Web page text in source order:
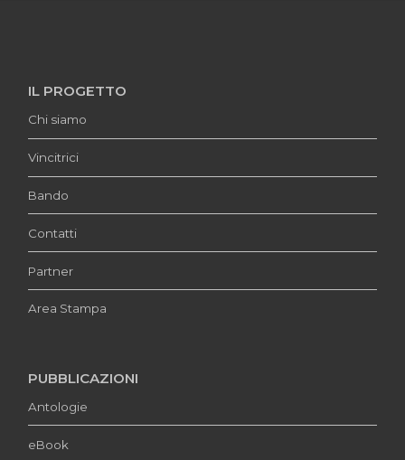
IL PROGETTO
Chi siamo
Vincitrici
Bando
Contatti
Partner
Area Stampa
PUBBLICAZIONI
Antologie
eBook